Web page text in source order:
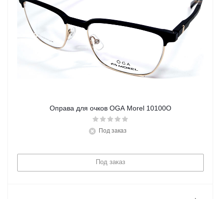
Оправа для очков OGA Morel 10100O
Под заказ
Под заказ